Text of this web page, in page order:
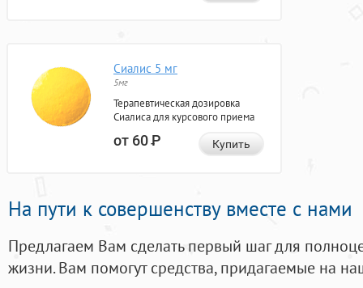
Сиалис 5 мг
5мг
Терапевтическая дозировка
Сиалиса для курсового приема
от 60Р Купить
На пути к совершенству вместе с нами
Предлагаем Вам сделать первый шаг для
жизни. Вам помогут средства, придагаемые на